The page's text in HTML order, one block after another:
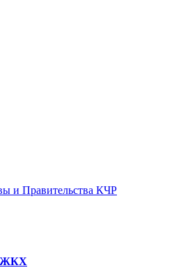
и Правительства КЧР
ЖКХ